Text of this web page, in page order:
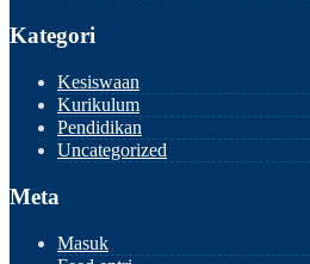
Kategori
Kesiswaan
Kurikulum
Pendidikan
Uncategorized
Meta
Masuk